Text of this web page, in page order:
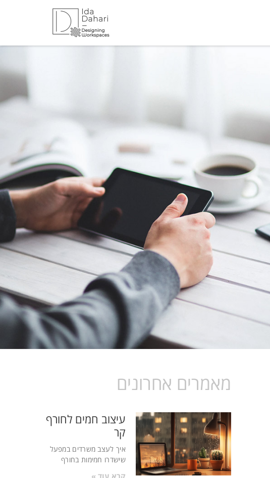
מאמרים אחרונים
עיצוב חמים לחורף
קר
איך לעצב משרדים במפעל
שישדרו חמימות בחורף
קרא עוד »